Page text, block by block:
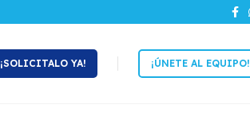
¡SOLICITALO YA! ¡ÚNETE AL EQUIPO!